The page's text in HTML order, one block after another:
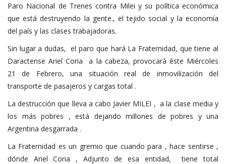
Paro Nacional de Trenes contra Milei y su política económica
que está destruyendo la gente., el tejido social y la economía
del país y las clases trabajadoras.
Sin lugar a dudas, el paro que hará La Fraternidad, que tiene al
Daractense Ariel Coria a la cabeza, provocará éste Miércoles
21 de Febrero, una situación real de inmovilización del
transporte de pasajeros y cargas total .
La destrucción que lleva a cabo Javier MILEI , a la clase media y
los más pobres , está dejando millones de pobres y una
Argentina desgarrada .
La Fraternidad es un gremio que cuando para , hace sentirse ,
dónde Ariel Coria , Adjunto de esa entidad, tiene total